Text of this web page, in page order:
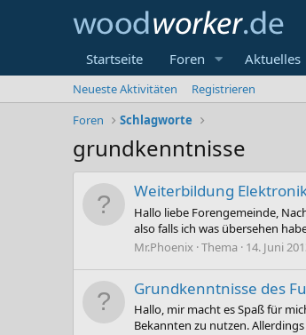
Startseite Foren Aktuelles
Neueste Aktivitäten
Registrieren
Foren
Schlagworte
grundkenntnisse
Weiterbildung
Hallo liebe Forengemeinde,
also falls ich was übersehen
Mr.Phoenix Thema 14. Juni
Grundkenntnisse des
Hallo, mir macht es Spaß für
Bekannten zu nutzen.